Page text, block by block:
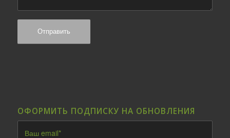
ОФОРМИТЬ ПОДПИСКУ НА ОБНОВЛЕНИЯ